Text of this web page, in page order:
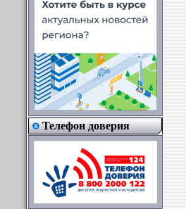
Телефон доверия